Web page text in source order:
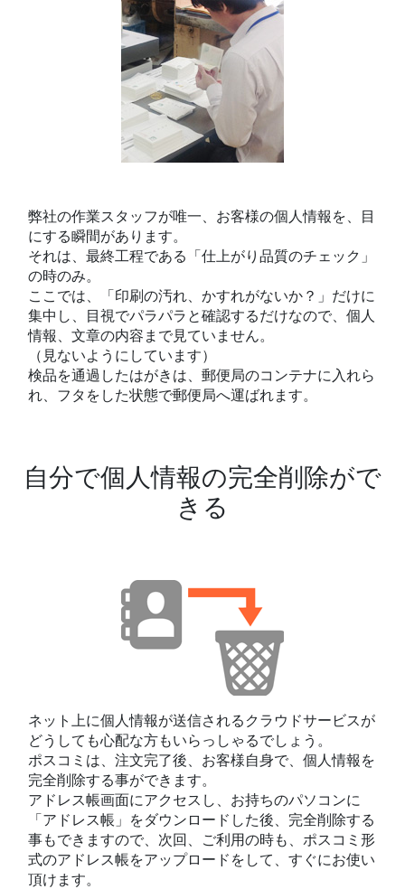
弊社の作業スタッフが唯一、お客様の個人情報を、目
にする瞬間があります。
それは、最終工程である「仕上がり品質のチェック」
の時のみ。
ここでは、「印刷の汚れ、かすれがないか？」だけに
集中し、目視でパラパラと確認するだけなので、個人
情報、文章の内容まで見ていません。
（見ないようにしています）
検品を通過したはがきは、郵便局のコンテナに入れら
れ、フタをした状態で郵便局へ運ばれます。
自分で個人情報の完全削除がで
きる
ネット上に個人情報が送信されるクラウドサービスが
どうしても心配な方もいらっしゃるでしょう。
ポスコミは、注文完了後、お客様自身で、個人情報を
完全削除する事ができます。
アドレス帳画面にアクセスし、お持ちのパソコンに
「アドレス帳」をダウンロードした後、完全削除する
事もできますので、次回、ご利用の時も、ポスコミ形
式のアドレス帳をアップロードをして、すぐにお使い
頂けます。